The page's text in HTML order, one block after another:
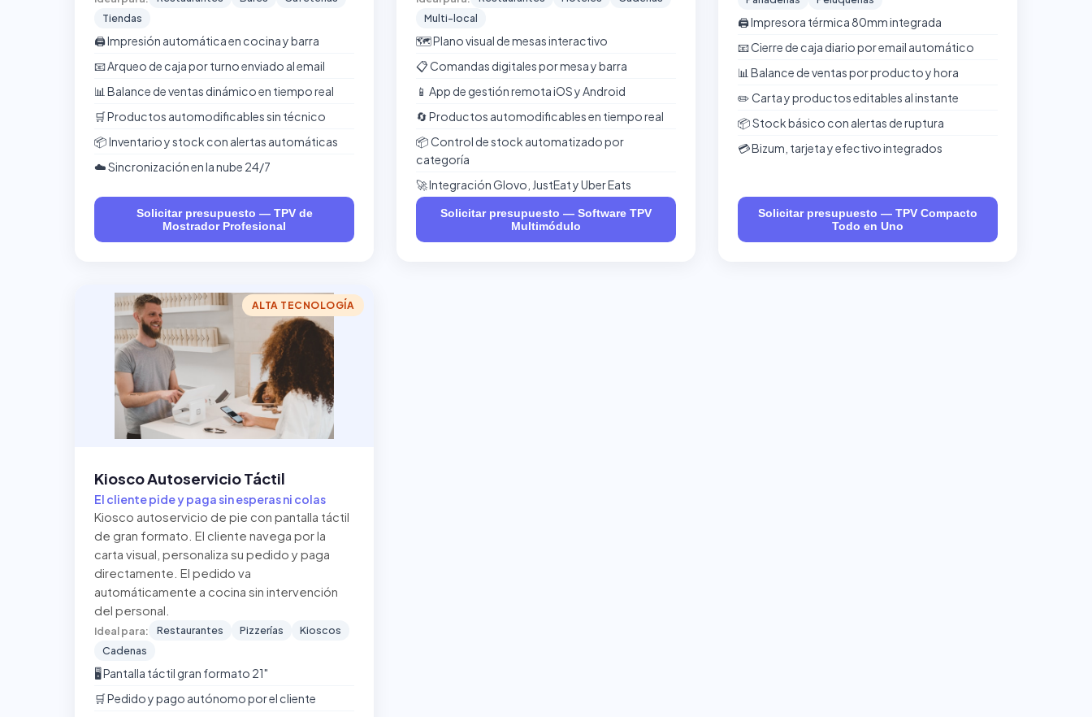
Tiendas
🖨️ Impresión automática en cocina y barra
📧 Arqueo de caja por turno enviado al email
📊 Balance de ventas dinámico en tiempo real
🛒 Productos automodificables sin técnico
📦 Inventario y stock con alertas automáticas
☁️ Sincronización en la nube 24/7
Solicitar presupuesto — TPV de
Mostrador Profesional
Multi-local
🗺️ Plano visual de mesas interactivo
📋 Comandas digitales por mesa y barra
📱 App de gestión remota iOS y Android
🔄 Productos automodificables en tiempo real
📦 Control de stock automatizado por
categoría
🚀 Integración Glovo, JustEat y Uber Eats
Solicitar presupuesto — Software TPV
Multimódulo
🖨️ Impresora térmica 80mm integrada
📧 Cierre de caja diario por email automático
📊 Balance de ventas por producto y hora
✏️ Carta y productos editables al instante
📦 Stock básico con alertas de ruptura
💳 Bizum, tarjeta y efectivo integrados
Solicitar presupuesto — TPV Compacto
Todo en Uno
ALTA TECNOLOGÍA
Kiosco Autoservicio Táctil
El cliente pide y paga sin esperas ni colas
Kiosco autoservicio de pie con pantalla táctil
de gran formato. El cliente navega por la
carta visual, personaliza su pedido y paga
directamente. El pedido va
automáticamente a cocina sin intervención
del personal.
Ideal para: Restaurantes Pizzerías
Kioscos
Cadenas
🖥️ Pantalla táctil gran formato 21"
🛒 Pedido y pago autónomo por el cliente